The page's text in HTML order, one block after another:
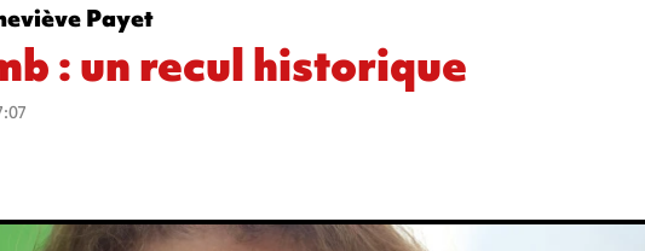
Payet
: un recul historique